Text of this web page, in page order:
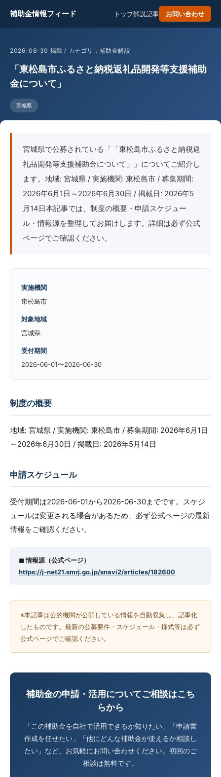
補助金情報フィード トップ解説記事 お問い合わせ
2026-06-30 掲載 / カテゴリ：補助金解説
「東松島市ふるさと納税返礼品開発等支援補助
金について」
宮城県
宮城県で公募されている「「東松島市ふるさと納税返
礼品開発等支援補助金について」」についてご紹介し
ます。地域: 宮城県 / 実施機関: 東松島市 / 募集期間:
2026年6月1日～2026年6月30日 / 掲載日: 2026年5
月14日本記事では、制度の概要・申請スケジュー
ル・情報源を整理してお届けします。詳細は必ず公式
ページでご確認ください。
実施機関
東松島市
対象地域
宮城県
受付期間
2026-06-01〜2026-06-30
制度の概要
地域: 宮城県 / 実施機関: 東松島市 / 募集期間: 2026年6月1日
～2026年6月30日 / 掲載日: 2026年5月14日
申請スケジュール
受付期間は2026-06-01から2026-06-30までです。スケジ
ュールは変更される場合があるため、必ず公式ページの最新
情報をご確認ください。
◼︎ 情報源（公式ページ）
https://j-net21.smrj.go.jp/snavi2/articles/182600
※本記事は公的機関が公開している情報を自動収集し、記事化
したものです。最新の公募要件・スケジュール・様式等は必ず
公式ページでご確認ください。
補助金の申請・活用についてご相談はこち
らから
「この補助金を自社で活用できるか知りたい」「申請書
作成を任せたい」「他にどんな補助金が使えるか相談し
たい」など、お気軽にお問い合わせください。初回のご
相談は無料です。